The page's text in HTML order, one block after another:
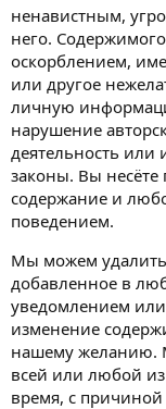
ненавистным,
него.
оскорблением,
или другое
личную
нарушение
деятельность
законы. Вы несёте
содержание и
поведением.
Мы можем
добавленное в
уведомлением
изменение
нашему желанию.
всей или любой
время, с